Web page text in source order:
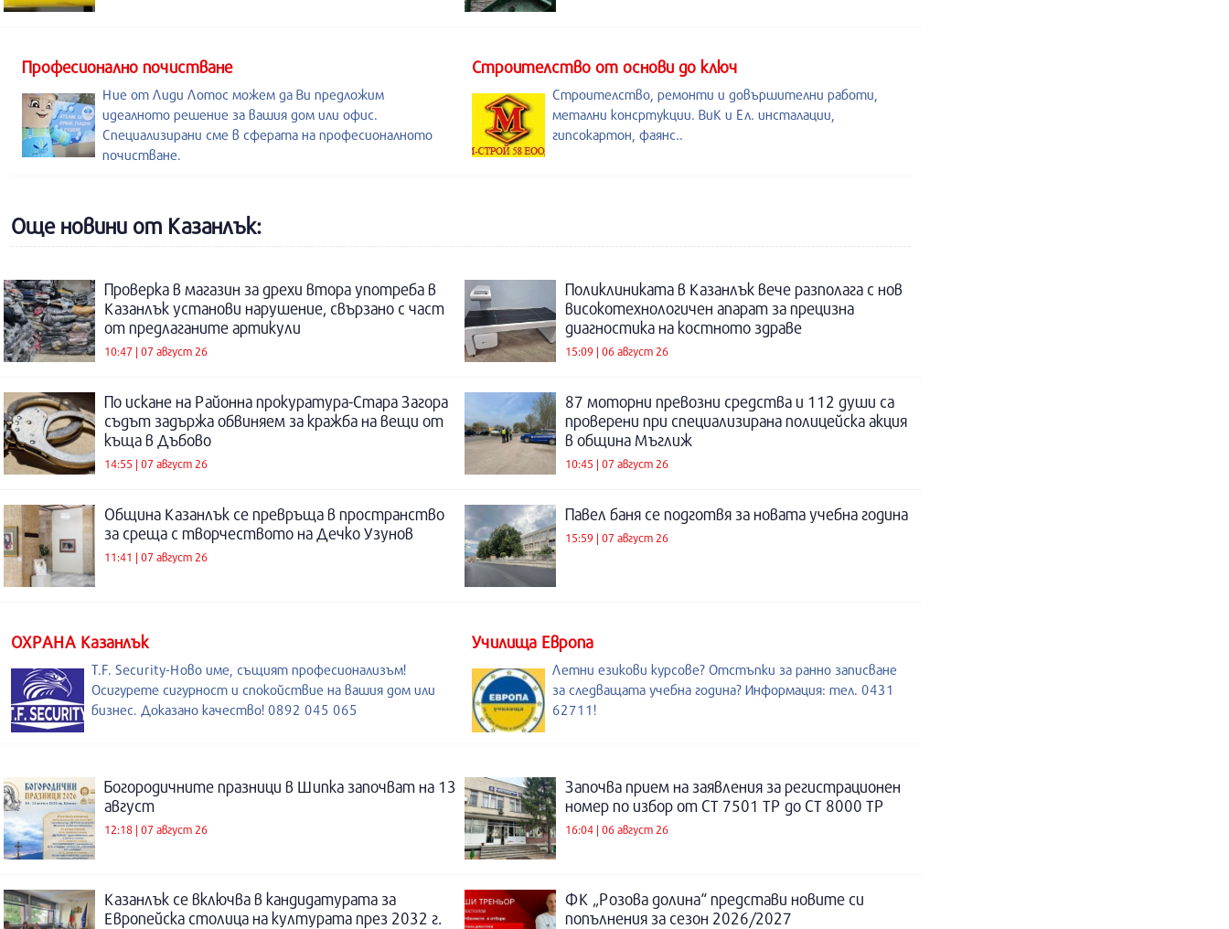
Професионално почистване
Ние от Лиди Лотос можем да Ви предложим
идеалното решение за вашия дом или офис.
Специализирани сме в сферата на професионалното
почистване.
Строителство от основи до ключ
Строителство, ремонти и довършителни работи,
метални консртукции. ВиК и Ел. инсталации,
гипсокартон, фаянс..
Още новини от Казанлък:
Проверка в магазин за дрехи втора употреба в
Казанлък установи нарушение, свързано с част
от предлаганите артикули
10:47 | 07 август 26
Поликлиниката в Казанлък вече разполага с нов
високотехнологичен апарат за прецизна
диагностика на костното здраве
15:09 | 06 август 26
По искане на Районна прокуратура-Стара Загора
съдът задържа обвиняем за кражба на вещи от
къща в Дъбово
14:55 | 07 август 26
87 моторни превозни средства и 112 души са
проверени при специализирана полицейска акция
в община Мъглиж
10:45 | 07 август 26
Община Казанлък се превръща в пространство
за среща с творчеството на Дечко Узунов
11:41 | 07 август 26
Павел баня се подготвя за новата учебна година
15:59 | 07 август 26
ОХРАНА Казанлък
T.F. Security-Ново име, същият професионализъм!
Осигурете сигурност и спокойствие на вашия дом или
бизнес. Доказано качество! 0892 045 065
Училища Европа
Летни езикови курсове? Отстъпки за ранно записване
за следващата учебна година? Информация: тел. 0431
62711!
Богородичните празници в Шипка започват на 13
август
12:18 | 07 август 26
Започва прием на заявления за регистрационен
номер по избор от СТ 7501 ТР до СТ 8000 ТР
16:04 | 06 август 26
Казанлък се включва в кандидатурата за
Европейска столица на културата през 2032 г.
ФК „Розова долина“ представи новите си
попълнения за сезон 2026/2027